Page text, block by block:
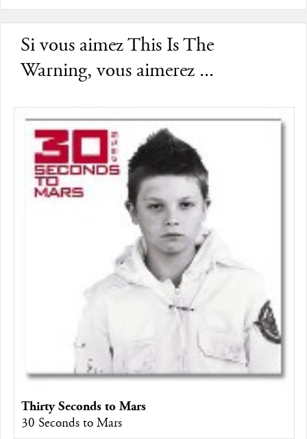
Si vous aimez This Is The
Warning, vous aimerez ...
Thirty Seconds to Mars
30 Seconds to Mars